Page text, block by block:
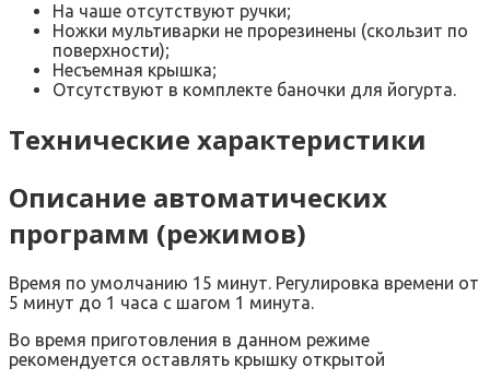
На чаше отсутствуют ручки;
Ножки мультиварки не прорезинены (скользит по
поверхности);
Несъемная крышка;
Отсутствуют в комплекте баночки для йогурта.
Технические характеристики
Описание автоматических
программ (режимов)
Время по умолчанию 15 минут. Регулировка времени от
5 минут до 1 часа с шагом 1 минута.
Во время приготовления в данном режиме
рекомендуется оставлять крышку открытой